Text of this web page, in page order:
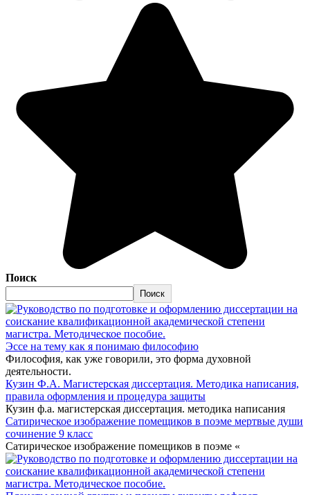
Поиск
Поиск
Эссе на тему как я понимаю философию
Философия, как уже говорили, это форма духовной
деятельности.
Кузин Ф.А. Магистерская диссертация. Методика написания,
правила оформления и процедура защиты
Кузин ф.а. магистерская диссертация. методика написания
Сатирическое изображение помещиков в поэме мертвые души
сочинение 9 класс
Сатирическое изображение помещиков в поэме «